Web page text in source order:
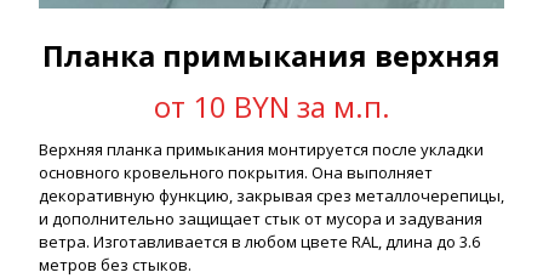
Планка примыкания верхняя
от 10 BYN за м.п.
Верхняя планка примыкания монтируется после укладки
основного кровельного покрытия. Она выполняет
декоративную функцию, закрывая срез металлочерепицы,
и дополнительно защищает стык от мусора и задувания
ветра. Изготавливается в любом цвете RAL, длина до 3.6
метров без стыков.